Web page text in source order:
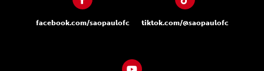
facebook.com/saopaulofc tiktok.com/@saopaulofc